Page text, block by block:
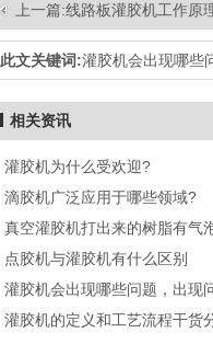
上一篇:线路板灌胶机工作原
此文关键词:灌胶机会出现哪些
相关资讯
灌胶机为什么受欢迎?
滴胶机广泛应用于哪些领域?
真空灌胶机打出来的树脂有气
点胶机与灌胶机有什么区别
灌胶机会出现哪些问题，出现
灌胶机的定义和工艺流程干货